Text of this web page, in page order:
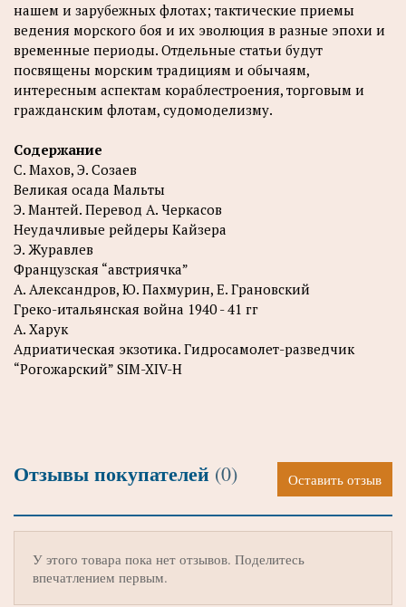
нашем и зарубежных флотах; тактические приемы
ведения морского боя и их эволюция в разные эпохи и
временные периоды. Отдельные статьи будут
посвящены морским традициям и обычаям,
интересным аспектам кораблестроения, торговым и
гражданским флотам, судомоделизму.
Содержание
С. Махов, Э. Созаев
Великая осада Мальты
Э. Мантей. Перевод А. Черкасов
Неудачливые рейдеры Кайзера
Э. Журавлев
Французская “австриячка”
А. Александров, Ю. Пахмурин, Е. Грановский
Греко-итальянская война 1940 - 41 гг
А. Харук
Адриатическая экзотика. Гидросамолет-разведчик
“Рогожарский” SIM-XIV-H
Отзывы покупателей (0) Оставить отзыв
У этого товара пока нет отзывов. Поделитесь
впечатлением первым.